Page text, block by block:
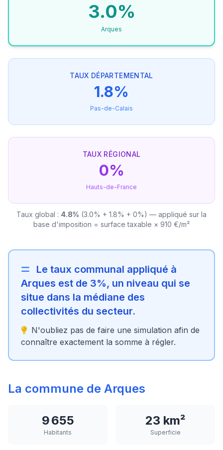
3.0%
Arques
TAUX DÉPARTEMENTAL
1.8%
Pas-de-Calais
TAUX RÉGIONAL
0%
Hauts-de-France
Taux global : 4.8% (3.0% + 1.8% + 0%) — appliqué sur la
base d'imposition = surface taxable × 910 €/m²
Le taux communal appliqué à
Arques est de 3%, un niveau qui se
situe dans la médiane des
collectivités du secteur.
N'oubliez pas de faire une simulation afin de
connaître exactement la somme à régler.
La commune de Arques
9 655
Habitants
23 km²
Superficie